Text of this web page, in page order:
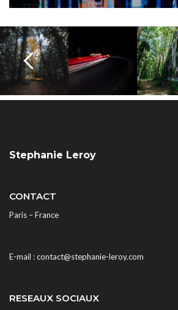
Stephanie Leroy
CONTACT
Paris – France
E-mail : contact@stephanie-leroy.com
RESEAUX SOCIAUX